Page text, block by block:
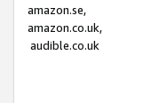
amazon.se,
amazon.co.uk,
audible.co.uk